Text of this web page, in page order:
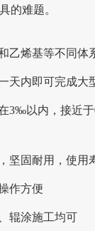
的难题。
乙烯基等不同体
天内即可完成大
3‰以内，接近
坚固耐用，使用
作方便
辊涂施工均可